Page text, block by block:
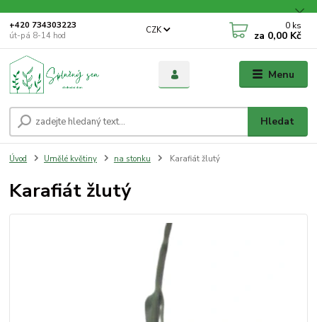
Menu
CZK
Hledat
+420 734303223
út-pá 8-14 hod
0 ks
za 0,00 Kč
Úvod Umělé květiny na stonku Karafiát žlutý
Karafiát žlutý